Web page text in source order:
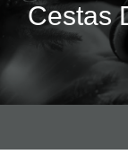
Cestas